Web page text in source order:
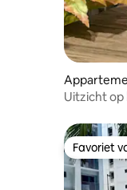
Uitzicht op
Mall
Favoriet
Favoriet